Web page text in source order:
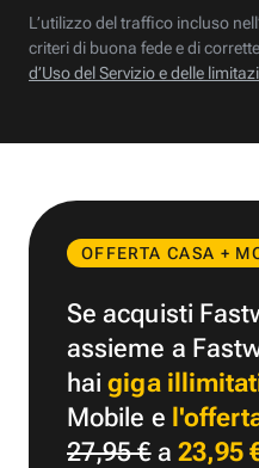
L’utilizzo del traffico incluso
criteri di buona fede e di
d’Uso del Servizio e delle
OFFERTA CASA +
Se acquisti
assieme a
haigiga
Mobile e
27,95 €a 23,95